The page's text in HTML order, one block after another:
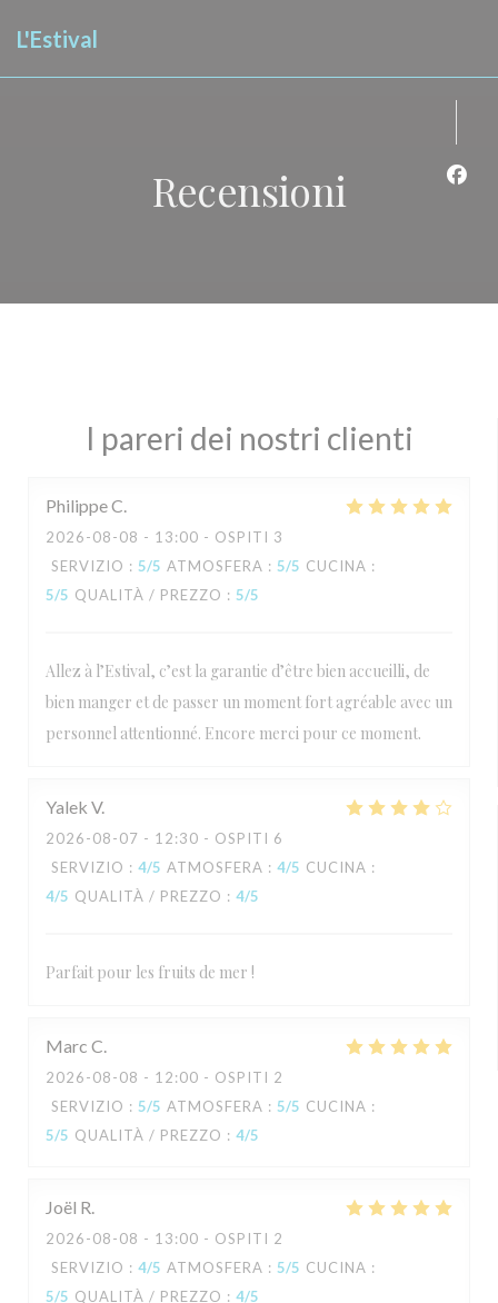
L'Estival
Recensioni
I pareri dei nostri clienti
PhilippeC
2026-08-08 - 13:00 - OSPITI 3
SERVIZIO : 5/5 ATMOSFERA : 5/5 CUCINA :
5/5 QUALITÀ / PREZZO : 5/5
Allez à l’Estival, c’est la garantie d’être bien accueilli, de
bien manger et de passer un moment fort agréable avec un
personnel attentionné. Encore merci pour ce moment.
Yalek V
2026-08-07 - 12:30 - OSPITI 6
SERVIZIO : 4/5 ATMOSFERA : 4/5 CUCINA :
4/5 QUALITÀ / PREZZO : 4/5
Parfait pour les fruits de mer !
Marc C
2026-08-08 - 12:00 - OSPITI 2
SERVIZIO : 5/5 ATMOSFERA : 5/5 CUCINA :
5/5 QUALITÀ / PREZZO : 4/5
Joël R
2026-08-08 - 13:00 - OSPITI 2
SERVIZIO : 4/5 ATMOSFERA : 5/5 CUCINA :
5/5 QUALITÀ / PREZZO : 4/5